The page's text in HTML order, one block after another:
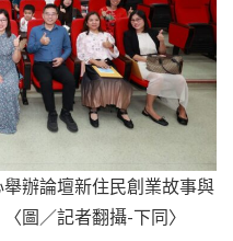
辦論壇新住民創業故事與
圖／記者翻攝-下同〉